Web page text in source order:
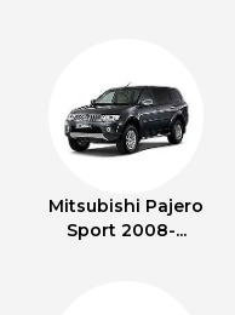
Mitsubishi Pajero
Sport 2008-...